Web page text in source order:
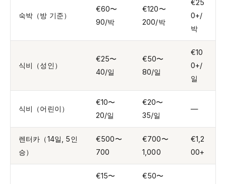
숙박（방 기준）
€60〜
90/박
€120〜
200/박
€25
0+/
박
식비（성인）
€25〜
40/일
€50〜
80/일
€10
0+/
일
식비（어린이）
€10〜
20/일
€20〜
35/일
—
렌터카（14일, 5인
승）
€500〜
700
€700〜
1,000
€1,2
00+
€15〜
€50〜